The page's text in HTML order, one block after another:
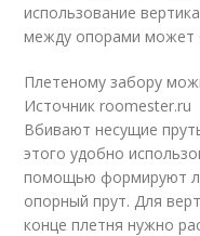
использование
между опорами может
Плетеному забору
Источник roomester.ru
Вбивают несущие
этого удобно
помощью формируют
опорный прут. Для
конце плетня нужно